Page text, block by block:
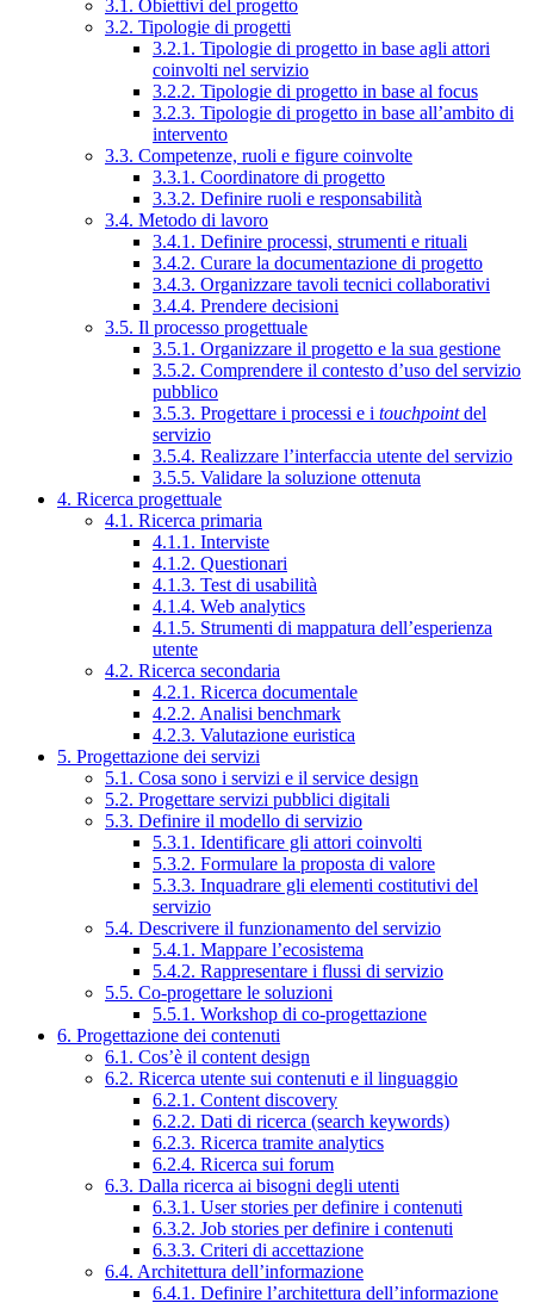
3.1. Obiettivi del progetto
3.2. Tipologie di progetti
3.2.1. Tipologie di progetto in base agli attori
coinvolti nel servizio
3.2.2. Tipologie di progetto in base al focus
3.2.3. Tipologie di progetto in base all’ambito di
intervento
3.3. Competenze, ruoli e figure coinvolte
3.3.1. Coordinatore di progetto
3.3.2. Definire ruoli e responsabilità
3.4. Metodo di lavoro
3.4.1. Definire processi, strumenti e rituali
3.4.2. Curare la documentazione di progetto
3.4.3. Organizzare tavoli tecnici collaborativi
3.4.4. Prendere decisioni
3.5. Il processo progettuale
3.5.1. Organizzare il progetto e la sua gestione
3.5.2. Comprendere il contesto d’uso del servizio
pubblico
3.5.3. Progettare i processi e i touchpointdel
servizio
3.5.4. Realizzare l’interfaccia utente del servizio
3.5.5. Validare la soluzione ottenuta
4. Ricerca progettuale
4.1. Ricerca primaria
4.1.1. Interviste
4.1.2. Questionari
4.1.3. Test di usabilità
4.1.4. Web analytics
4.1.5. Strumenti di mappatura dell’esperienza
utente
4.2. Ricerca secondaria
4.2.1. Ricerca documentale
4.2.2. Analisi benchmark
4.2.3. Valutazione euristica
5. Progettazione dei servizi
5.1. Cosa sono i servizi e il service design
5.2. Progettare servizi pubblici digitali
5.3. Definire il modello di servizio
5.3.1. Identificare gli attori coinvolti
5.3.2. Formulare la proposta di valore
5.3.3. Inquadrare gli elementi costitutivi del
servizio
5.4. Descrivere il funzionamento del servizio
5.4.1. Mappare l’ecosistema
5.4.2. Rappresentare i flussi di servizio
5.5. Co-progettare le soluzioni
5.5.1. Workshop di co-progettazione
6. Progettazione dei contenuti
6.1. Cos’è il content design
6.2. Ricerca utente sui contenuti e il linguaggio
6.2.1. Content discovery
6.2.2. Dati di ricerca (search keywords)
6.2.3. Ricerca tramite analytics
6.2.4. Ricerca sui forum
6.3. Dalla ricerca ai bisogni degli utenti
6.3.1. User stories per definire i contenuti
6.3.2. Job stories per definire i contenuti
6.3.3. Criteri di accettazione
6.4. Architettura dell’informazione
6.4.1. Definire l’architettura dell’informazione